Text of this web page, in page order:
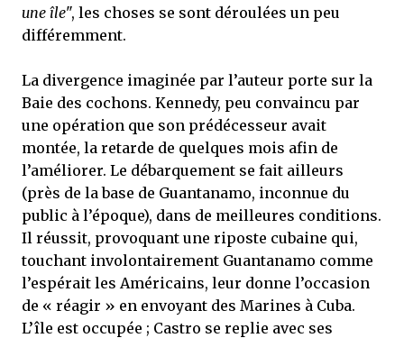
une île", les choses se sont déroulées un peu
différemment.
La divergence imaginée par l’auteur porte sur la
Baie des cochons. Kennedy, peu convaincu par
une opération que son prédécesseur avait
montée, la retarde de quelques mois afin de
l’améliorer. Le débarquement se fait ailleurs
(près de la base de Guantanamo, inconnue du
public à l’époque), dans de meilleures conditions.
Il réussit, provoquant une riposte cubaine qui,
touchant involontairement Guantanamo comme
l’espérait les Américains, leur donne l’occasion
de « réagir » en envoyant des Marines à Cuba.
L’île est occupée ; Castro se replie avec ses